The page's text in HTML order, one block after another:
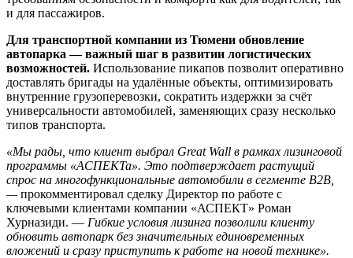
и для пассажиров.
Для транспортной компании из Тюмени обновление
автопарка — важный шаг в развитии логистических
возможностей. Использование пикапов позволит оперативно
доставлять бригады на удалённые объекты, оптимизировать
внутренние грузоперевозки, сократить издержки за счёт
универсальности автомобилей, заменяющих сразу несколько
типов транспорта.
«Мы рады, что клиент выбрал Great Wall в рамках лизинговой
программы «АСПЕКТа». Это подтверждает растущий
спрос на многофункциональные автомобили в сегменте B2B,
—прокомментировал сделку Директор по работе с
ключевыми клиентами компании «АСПЕКТ» Роман
Хурназиди. — Гибкие условия лизинга позволили клиенту
обновить автопарк без значительных единовременных
вложений и сразу приступить к работе на новой технике».